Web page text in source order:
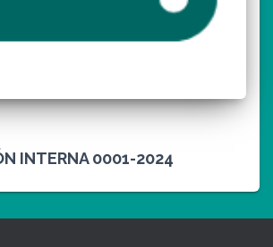
INTERNA 0001-2024